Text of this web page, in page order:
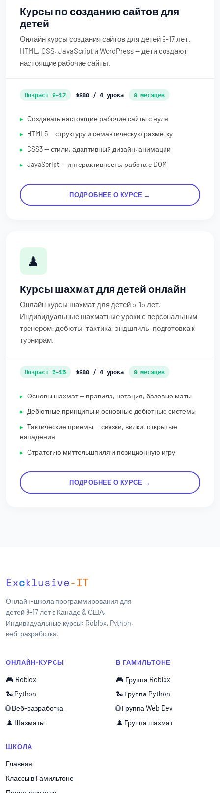
Курсы по созданию сайтов для
детей
Онлайн курсы создания сайтов для детей 9-17 лет.
HTML, CSS, JavaScript и WordPress — дети создают
настоящие рабочие сайты.
Возраст 9–17 $280 / 4 урока 9 месяцев
Создавать настоящие рабочие сайты с нуля
HTML5 — структуру и семантическую разметку
CSS3 — стили, адаптивный дизайн, анимации
JavaScript — интерактивность, работа с DOM
ПОДРОБНЕЕ О КУРСЕ →
♟️
Курсы шахмат для детей онлайн
Онлайн курсы шахмат для детей 5-15 лет.
Индивидуальные шахматные уроки с персональным
тренером: дебюты, тактика, эндшпиль, подготовка к
турнирам.
Возраст 5–15 $280 / 4 урока 9 месяцев
Основы шахмат — правила, нотация, базовые маты
Дебютные принципы и основные дебютные системы
Тактические приёмы — связки, вилки, открытые
нападения
Стратегию миттельшпиля и позиционную игру
ПОДРОБНЕЕ О КУРСЕ →
Excklusive-IT
Онлайн-школа программирования для
детей 8–17 лет в Канаде & США.
Индивидуальные курсы: Roblox, Python,
веб-разработка.
ОНЛАЙН-КУРСЫ
🎮 Roblox
🐍 Python
🌐 Веб-разработка
♟️ Шахматы
В ГАМИЛЬТОНЕ
🎮 Группа Roblox
🐍 Группа Python
🌐 Группа Web Dev
♟️ Группа шахмат
ШКОЛА
Главная
Классы в Гамильтоне